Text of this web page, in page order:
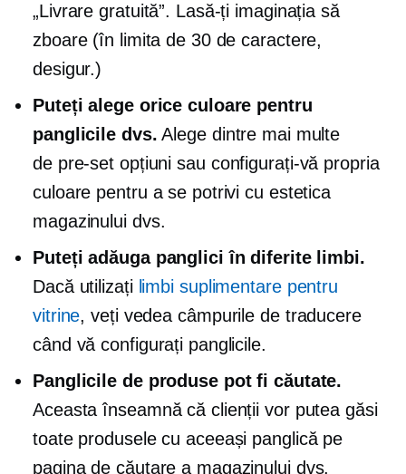
„Livrare gratuită”. Lasă-ți imaginația să
zboare (în limita de 30 de caractere,
desigur.)
Puteți alege orice culoare pentru
panglicile dvs. Alege dintre mai multe
de pre-set opțiuni sau configurați-vă propria
culoare pentru a se potrivi cu estetica
magazinului dvs.
Puteți adăuga panglici în diferite limbi.
Dacă utilizați limbi suplimentare pentru
vitrine, veți vedea câmpurile de traducere
când vă configurați panglicile.
Panglicile de produse pot fi căutate.
Aceasta înseamnă că clienții vor putea găsi
toate produsele cu aceeași panglică pe
pagina de căutare a magazinului dvs.